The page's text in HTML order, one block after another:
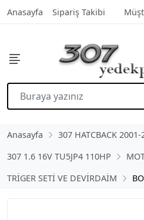
Anasayfa Sipariş Takibi
Anasayfa
307 HATCBACK 2001-
307 1.6 16V TU5JP4 110HP
TRİGER SETİ VE DEVİRDAİM